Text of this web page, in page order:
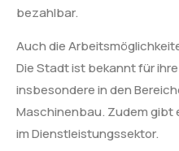
bezahlbar.
Auch die
Die Stadt ist bekannt für
insbesondere in den
Maschinenbau. Zudem gibt
im Dienstleistungssektor.